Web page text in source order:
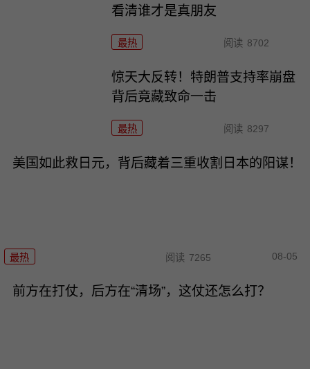
看清谁才是真朋友
最热 阅读 8702
惊天大反转！特朗普支持率崩盘
背后竟藏致命一击
最热 阅读 8297
美国如此救日元，背后藏着三重收割日本的阳谋！
最热 阅读 7265 08-05
前方在打仗，后方在“清场”，这仗还怎么打？